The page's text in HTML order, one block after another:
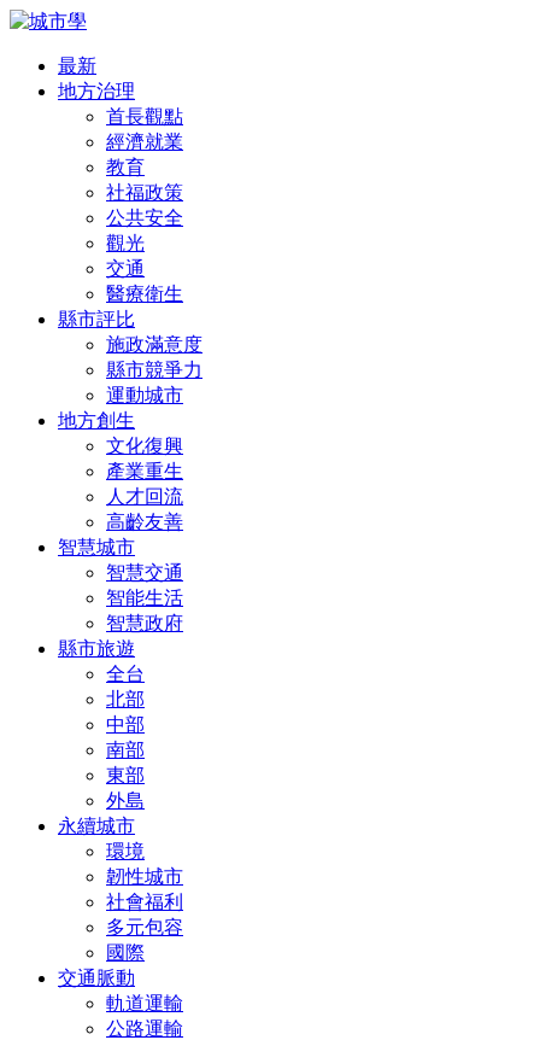
最新
地方治理
首長觀點
經濟就業
教育
社福政策
公共安全
觀光
交通
醫療衛生
縣市評比
施政滿意度
縣市競爭力
運動城市
地方創生
文化復興
產業重生
人才回流
高齡友善
智慧城市
智慧交通
智能生活
智慧政府
縣市旅遊
全台
北部
中部
南部
東部
外島
永續城市
環境
韌性城市
社會福利
多元包容
國際
交通脈動
軌道運輸
公路運輸